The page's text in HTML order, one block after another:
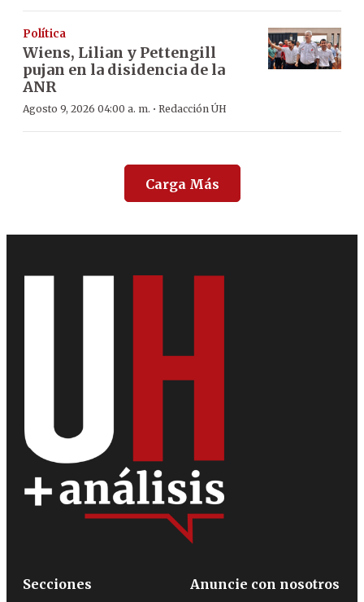
Política
Wiens, Lilian y Pettengill
pujan en la disidencia de la
ANR
Agosto 9, 2026 04:00 a. m. · Redacción ÚH
Carga Más
Secciones
Anuncie con nosotros